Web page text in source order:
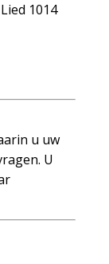
1014
u uw
U